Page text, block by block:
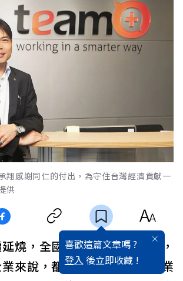
翔感謝同仁的付出，為守住台灣經濟貢獻一
供
喜歡這篇文章嗎 ?
登入 後立即收藏 !
燒，全國都升級到三級警戒，
來說，都是嚴峻的挑戰。企業